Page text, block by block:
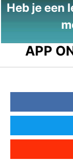
Heb je een
APP